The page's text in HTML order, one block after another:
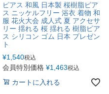
ピアス 和風 日本製 桜樹脂ピア
ス ニッケルフリー 浴衣 着物 和
服 花火大会 成人式 夏 アクセサ
リー 揺れる 桜 揺れる 樹脂ピア
ス シリコン ゴム 日本 プレゼン
ト
¥1,540税込
会員特別価格 ¥1,463税込
カートに入れる